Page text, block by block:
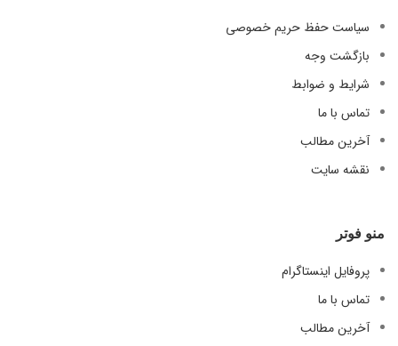
سیاست حفظ حریم خصوصی
بازگشت وجه
شرایط و ضوابط
تماس با ما
آخرین مطالب
نقشه سایت
منو فوتر
پروفایل اینستاگرام
تماس با ما
آخرین مطالب